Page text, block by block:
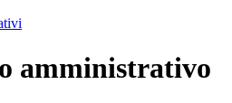
amministrativo